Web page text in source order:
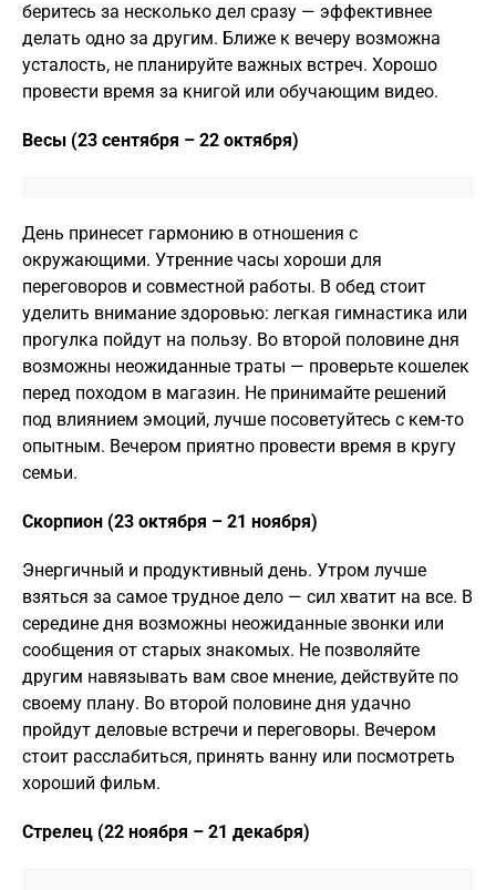
беритесь за несколько дел сразу — эффективнее
делать одно за другим. Ближе к вечеру возможна
усталость, не планируйте важных встреч. Хорошо
провести время за книгой или обучающим видео.
Весы (23 сентября – 22 октября)
День принесет гармонию в отношения с
окружающими. Утренние часы хороши для
переговоров и совместной работы. В обед стоит
уделить внимание здоровью: легкая гимнастика или
прогулка пойдут на пользу. Во второй половине дня
возможны неожиданные траты — проверьте кошелек
перед походом в магазин. Не принимайте решений
под влиянием эмоций, лучше посоветуйтесь с кем-то
опытным. Вечером приятно провести время в кругу
семьи.
Скорпион (23 октября – 21 ноября)
Энергичный и продуктивный день. Утром лучше
взяться за самое трудное дело — сил хватит на все. В
середине дня возможны неожиданные звонки или
сообщения от старых знакомых. Не позволяйте
другим навязывать вам свое мнение, действуйте по
своему плану. Во второй половине дня удачно
пройдут деловые встречи и переговоры. Вечером
стоит расслабиться, принять ванну или посмотреть
хороший фильм.
Стрелец (22 ноября – 21 декабря)